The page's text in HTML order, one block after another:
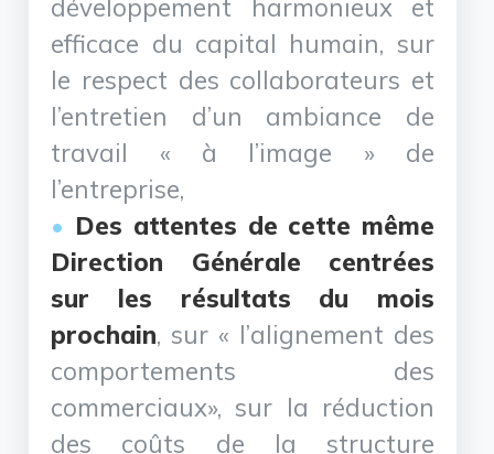
développement harmonieux et
efficace du capital humain, sur
le respect des collaborateurs et
l’entretien d’un ambiance de
travail « à l’image » de
l’entreprise,
Des attentes de cette même
Direction Générale centrées
sur les résultats du mois
prochain, sur « l’alignement des
comportements des
commerciaux», sur la réduction
des coûts de la structure